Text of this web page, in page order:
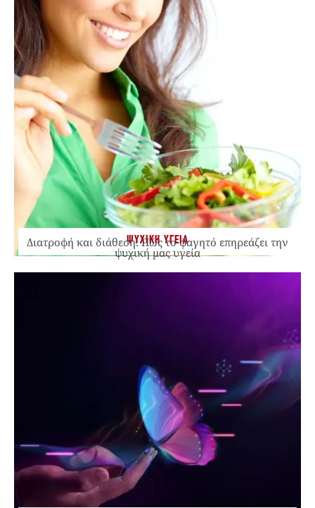
ΨΥΧΙΚΗ ΥΓΕΙΑ
Διατροφή και διάθεση: Πώς το φαγητό επηρεάζει την
ψυχική μας υγεία